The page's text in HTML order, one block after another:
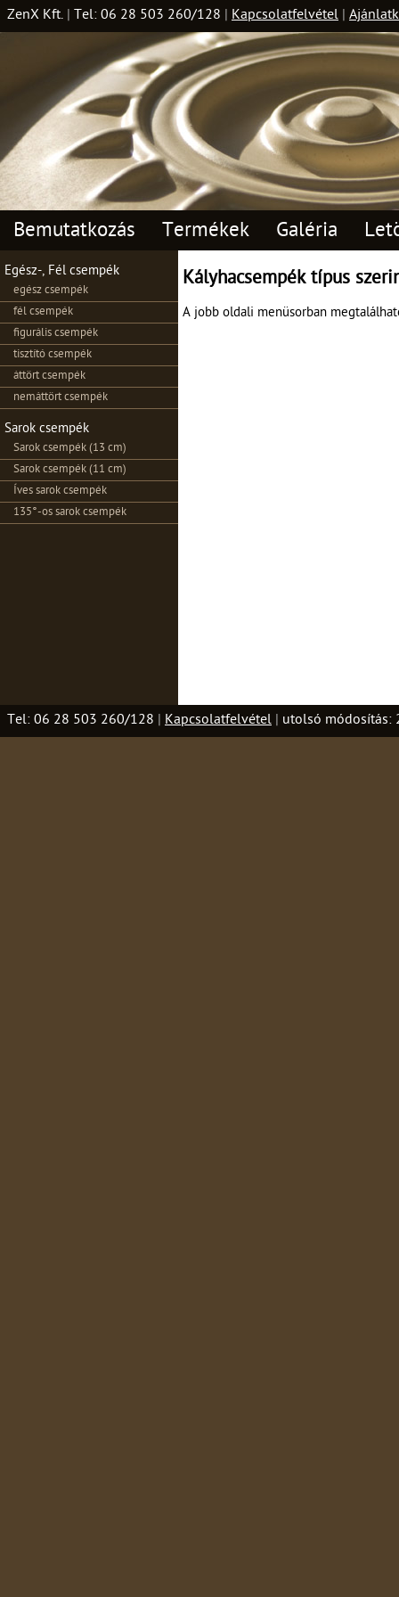
ZenX Kft. Tel: 06 28 503 260/128 Kapcsolatfelvétel
Bemutatkozás Termékek Galéria
Egész-, Fél csempék
egész csempék
fél csempék
figurális csempék
tisztító csempék
áttört csempék
nemáttört csempék
Sarok csempék
Sarok csempék (13 cm)
Sarok csempék (11 cm)
Íves sarok csempék
135°-os sarok csempék
Kályhacsempék típus
A jobb oldali menüsorban
Tel: 06 28 503 260/128 Kapcsolatfelvétel utolsó módosítás: